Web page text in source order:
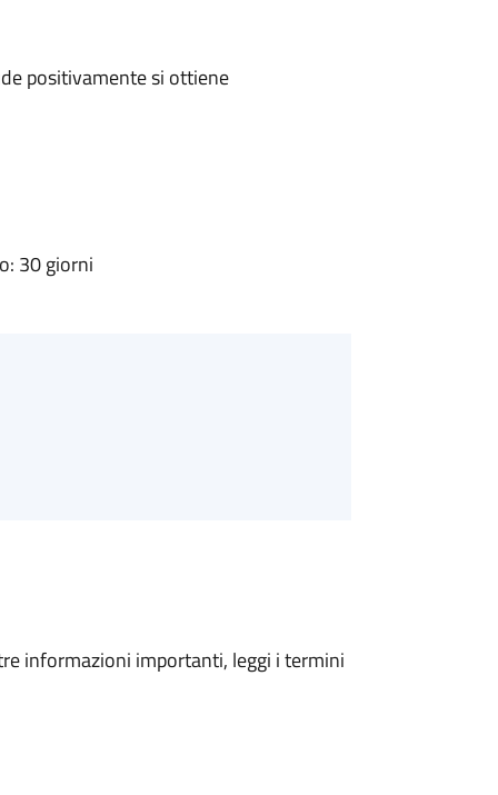
positivamente si ottiene
30 giorni
informazioni importanti, leggi i termini